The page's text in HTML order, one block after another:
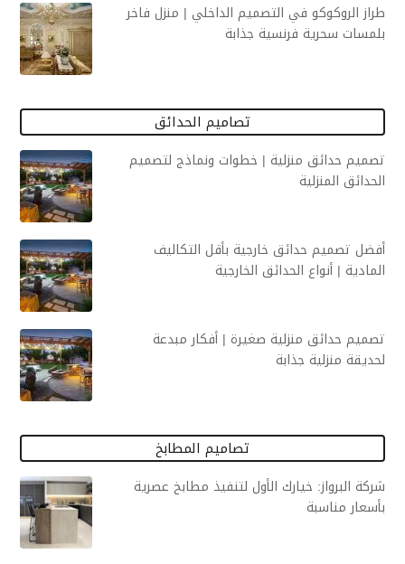
طراز الروكوكو في التصميم الداخلي | منزل فاخر
بلمسات سحرية فرنسية جذابة
تصاميم الحدائق
تصميم حدائق منزلية | خطوات ونماذج لتصميم
الحدائق المنزلية
أفضل تصميم حدائق خارجية بأقل التكاليف
المادية | أنواع الحدائق الخارجية
تصميم حدائق منزلية صغيرة | أفكار مبدعة
لحديقة منزلية جذابة
تصاميم المطابخ
شركة البرواز: خيارك الأول لتنفيذ مطابخ عصرية
بأسعار مناسبة